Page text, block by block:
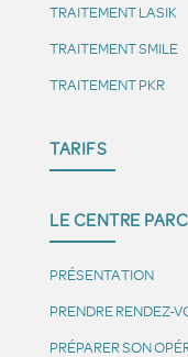
TRAITEMENT LASIK
TRAITEMENT SMILE
TRAITEMENT PKR
TARIFS
LE CENTRE
PRÉSENTATION
PRENDRE RENDEZ-
PRÉPARER SON